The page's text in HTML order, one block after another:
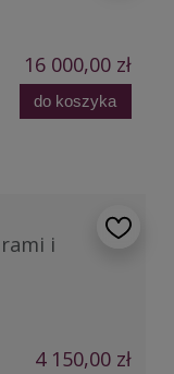
16 000,00 zł
do koszyka
i
4 150,00 zł